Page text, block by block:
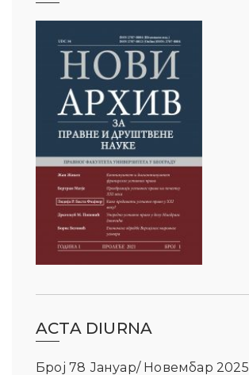
ACTA DIURNA
Број 78 Јануар/ Новембар 2025